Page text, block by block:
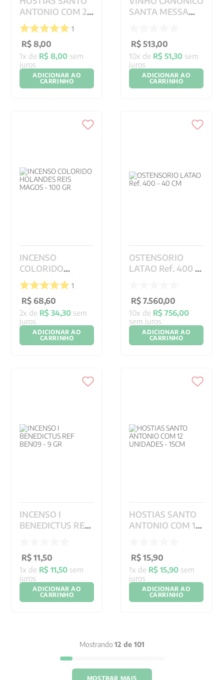
ANTONIO COM 25
UNIDADES -
08CM
1
R$ 8,00
1x de R$ 8,00 sem
juros
ADICIONAR AO
CARRINHO
SANTA MESSA
750ML
R$ 513,00
10x de R$ 51,30 sem
juros
ADICIONAR AO
CARRINHO
INCENSO
COLORIDO
HOLANDES REIS
MAGOS - 100 GR
1
R$ 68,60
2x de R$ 34,30 sem
juros
ADICIONAR AO
CARRINHO
OSTENSORIO
LATAO Ref. 400 -
R$ 7.560,00
10x de R$ 756,00
sem juros
ADICIONAR AO
CARRINHO
INCENSO I
BENEDICTUS REF
R$ 11,50
1x de R$ 11,50 sem
juros
ADICIONAR AO
CARRINHO
HOSTIAS SANTO
ANTONIO COM 12
R$ 15,90
1x de R$ 15,90 sem
juros
ADICIONAR AO
CARRINHO
Mostrando 12 de 101
MOSTRAR MAIS